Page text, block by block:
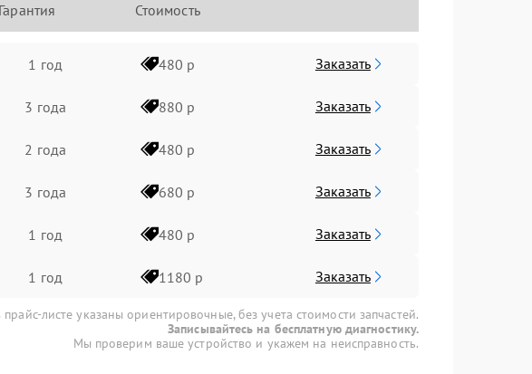
Гарантия Стоимость
1 год 480 р Заказать
3 года 880 р Заказать
2 года 480 р Заказать
3 года 680 р Заказать
1 год 480 р Заказать
1 год 1180 р Заказать
листе указаны ориентировочные, без учета стоимости запчастей.
Записывайтесь на бесплатную диагностику.
Мы проверим ваше устройство и укажем на неисправность.